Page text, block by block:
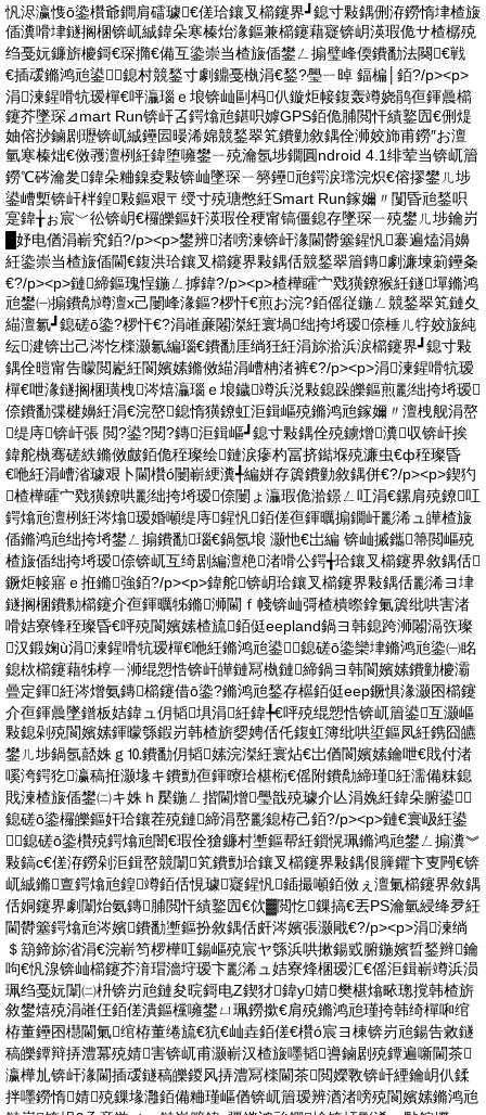
忛浕瀛愯ō鍌欑爺鐧肩礌璩€傞珨鑲叉櫤鑳界┛鎴寸敤鍝侀洊鐒惰垏楂旇
偛瀵嗗垏鐩搁棞锛屼絾鍏朵寒榛炲湪鏂兼櫤鑳藉寲锛岄渶瑕佹サ楂樼殑
绉戞妧鐮旂櫦鎶€琛撱€備互鍌崇当楂旇偛鐢ㄥ搧璧峰偄鐨勫法闋€戦
€插叆鏅鸿兘鍙┛鎴村競鍫寸劇鐤戞槸涓€鍫?璺ㄧ晫 鍢楄│銆?/p><p>
涓湅鍟嗗牨瑷樿€呯灜瑙ｅ埌锛屾剾杩仈鏇炬帹鍑轰竴娆鹃亱鍕曟櫤
鑳芥墜琛⊿mart Run锛屽叾鍔熻兘鍖呮嫭GPS銆佹脯閲忓績鐜囥€侀煶
妯傛挱鏀剧瓑锛屼絾鑸囩暥浠婂競鍫翠笂鐨勭敘鍝佺浉姣斾甫鐒″お澶
氫寒榛炪€傚彟澶栵紝鍏堕噰鐢ㄧ殑瀹氬埗鐗圓ndroid 4.1绯荤当锛屼篃
鐒℃硶瀹夎鍏朵粬鎳夌敤锛屾墜琛ㄧ簩鑸兘鍔涙瑺浣炽€傛摎鐢ㄦ埗
鍙嶆槧锛屽柈鍠敤鏂艰〒绶寸殑瑭憋紝Smart Run鎵嬭〃闅昏兘鍫呮
寔鍏╁ぉ宸﹀彸锛岄€欏皪鏂奸渶瑕佺稉甯镐僵鎴存墜琛ㄧ殑鐢ㄦ埗鑰岃
█妤电偤涓嶄究銆?/p><p>鐢辨渚嗙湅锛屽湪閫欎簺鍟忛褰遍熆涓嬶
紝鍌崇当楂旇偛閫€鍑洪珨鑲叉櫤鑳界敤鍝佸競鍫翠篃鏄劇濂堜箣鑸夈
€?/p><p>鏈締鏂瑰悜鍦ㄥ摢鍏?/p><p>楂樺矐宀戣獚鐐猴紝鐩墠鏅鸿
兘鐢㈠搧鐨勪竴澶х己闄峰湪鏂?椤忓€煎お浣?銆傜従鍦ㄥ競鍫翠笂鏈夊
緢澶氱┛鎴磋ō鍌?椤忓€?涓嶉亷闂滐紝寰堝绌挎埓瑷倷棰ㄦ牸姣旇純
纭湕锛岀己涔忔檪灏氱編瑙€鐨勫厓绱狅紝涓旀湁浜涙櫤鑳界┛鎴寸敤
鍝佺暟甯告矇閲嶏紝閬嬪嫊鏅傚緢涓嶆柟渚裤€?/p><p>涓湅鍟嗗牨瑷
樿€呭湪鐩搁棞璜栧涔熺灜瑙ｅ埌鐬竴浜涚敤鎴跺皪鏂煎彲绌挎埓瑷
倷鐨勫弽楗嬶紝涓€浣嶅鎴惰獚鐐虹洰鍓嶇殑鏅鸿兘鎵嬭〃澶栧舰涓嶅
缇庤锛屽張 閲?鍙?閱?鏄洰鍓嶇┛鎴寸敤鍝佺殑鐪熷瀵収锛屽挨
鍏舵槸骞磋紩鏅傚皻銆佹秷璨绘鏈涙瘮杓冨挤鐑堢殑濂虫€ф秷璨昏
€咃紝涓嶆渻璩艰卜閫欑ó闄嶄綆瀵╃編姘存簴鐨勭敘鍝併€?/p><p>鍥犳
楂樺矐宀戣獚鐐哄彲绌挎埓瑷倷闄ょ灜瑕佹湁鐛ㄥ叿涓€鏍肩殑鐐叿
鍔熻兘澶栵紝涔熻瑷婚噸缇庤鍟忛銆傞亱鍕曞搧鐗屽彲浠ュ皣楂旇
偛鏅鸿兘绌挎埓鐢ㄥ搧鐨勫瑙€鍋氬埌 灏忚€岀編 锛屾摵鑴箒閲嶇殑
楂旇偛绌挎埓瑷倷锛屼互绮剧編澶栬渚嗗公鍔╅珨鑲叉櫤鑳界敘鍝佸
鐝炬帹寤ｅ拰鏅強銆?/p><p>鍏舵锛岄珨鑲叉櫤鑳界敤鍝佸彲浠ヨ垏
鐩搁棞鐨勬櫤鑳介亱鍕曞牬鏅浉閫ｆ帴锛屾彁楂樻暩鎿氭簴纰哄害渚
嗗姞寮锋秷璨昏€呯殑閬嬪嫊楂旈銆侹eepland鍋ヨ韩鎴跨浉闂滆矤璨
汉鍛婅ù涓湅鍟嗗牨瑷樿€咃紝鏅鸿兘鍙┛鎴磋ō鍌欒垏鏅鸿兘鍌㈠眳
鎴栨櫤鑳藉牬椁ㄧ浉绲愬悎锛屽皣鏈冩槸鏈締鍋ヨ韩閬嬪嫊鐨勭櫦灞
曡定鍕紝涔熷氨鏄櫤鑳借ō鍌?鏅鸿兘鍫存櫙銆侹eep鐝惧湪灏囨櫤鑳
介亱鍕曟墜鐠板姞鍏ュ仴韬埧涓紝鍏╄€呯殑绲愬悎锛屼篃鍙互灏嶇
敤鎴剁殑閬嬪嫊鍕曚綔鍜岃韩楂旂媭娉佸仛鍑虹簿纰哄垽鏂凤紝鎸囧皫
鐢ㄦ埗鍋氬嚭姝ｇ⒑鐨勫仴韬嫊浣滐紝寰炶€岀偤閬嬪嫊鑰呭€戝付渚
嗘洿鍔犵瀛稿拰灏堟キ鐨勯亱鍕曢珨椹椼€傜附鐨勪締瑾紝濡備粖鎴
戝湅楂旇偛鐢㈡キ姝ｈ檿鍦ㄥ揩閫熷璺戠殑璩介亾涓婏紝鍏朵腑鍙┛
鎴磋ō鍌欏皪鏂奸珨鑲茬殑鏈締涓嶅彲鎴栫己銆?/p><p>鏈€寰岋紝鍙
┛鎴磋ō鍌欑殑鍔熻兘闇€瑕佺獊鐮村壍鏂帮紝鎻愰珮鏅鸿兘鐢ㄥ搧瀵︾
敤鎬с€傞洊鐒剁洰鍓嶅競闈笂鐨勯珨鑲叉櫤鑳界敤鍝佷簲鑺卞叓闁€锛
屼絾鏅亶鍔熻兘鍠竴銆佸悓璩寲鍟忛鍤撮噸銆傚ぇ澶氭櫤鑳界敘鍝
佸姛鑳界劇闈炲氨鏄脯閲忓績鐜囥€佽▓閲忔鏁搞€丟PS瀹氫綅绛夛紝
閫欎簺鍔熻兘涔嬪鐨勫壍鏂扮敘鍝佸皯涔嬪張灏戙€?/p><p>涓湅绱
＄箶鍗旀渻涓€浣嶄笉椤樺叿鍚嶇殑宸ヤ綔浜哄摗鍚戜腑鍦嬪晢鍫辫鑰
呴€忛湶锛屾櫤鑳芥湇瑁濇垨瑷卞彲浠ュ姞寮烽棞瑷汇€傜洰鍓嶄竴浜涢
珮绉戞妧闈㈡枡锛岃兘鏈夋晥鎶电Ζ鍥犲鍏у婧樊椹熻畩璁撹韩楂旂
敘鐢熺殑涓嶉仼銆傞潰鏂欓噰鐢ㄩ珮鐒撳€肩殑鏅鸿兘瑾挎韩绮樿啝绾
栫董鑸囨櫘閫氭绾栫董绻旈€犺€屾垚銆傞€欑ó宸ヨ棟锛岃兘鍚告敹鐩
稿皪鐔辩挵澧冪殑婧害锛屼甫灏嶄汉楂旇嚜韬噵鏀剧殑鐔遍噺閫茶
瀛樺劜锛屽湪閫插叆鐩稿皪鍐风挵澧冩檪閫茶閲嬫斁锛屽緸鑰岄仈鍒
拌嚜鐒惰婧殑鏁堟灉銆備粬瑾嶇偤锛屼篃瑷辨湭渚嗙殑閬嬪嫊鏅鸿兘